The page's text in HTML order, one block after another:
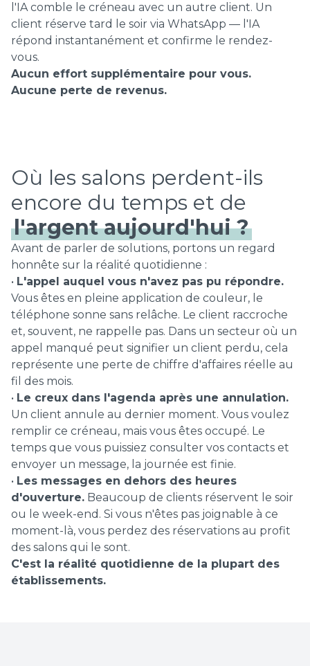
l'IA comble le créneau avec un autre client. Un
client réserve tard le soir via WhatsApp — l'IA
répond instantanément et confirme le rendez-
vous.
Aucun effort supplémentaire pour vous.
Aucune perte de revenus.
Où les salons perdent-ils
encore du temps et de
l'argent aujourd'hui ?
Avant de parler de solutions, portons un regard
honnête sur la réalité quotidienne :
• L'appel auquel vous n'avez pas pu répondre.
Vous êtes en pleine application de couleur, le
téléphone sonne sans relâche. Le client raccroche
et, souvent, ne rappelle pas. Dans un secteur où un
appel manqué peut signifier un client perdu, cela
représente une perte de chiffre d'affaires réelle au
fil des mois.
• Le creux dans l'agenda après une annulation.
Un client annule au dernier moment. Vous voulez
remplir ce créneau, mais vous êtes occupé. Le
temps que vous puissiez consulter vos contacts et
envoyer un message, la journée est finie.
• Les messages en dehors des heures
d'ouverture. Beaucoup de clients réservent le soir
ou le week-end. Si vous n'êtes pas joignable à ce
moment-là, vous perdez des réservations au profit
des salons qui le sont.
C'est la réalité quotidienne de la plupart des
établissements.